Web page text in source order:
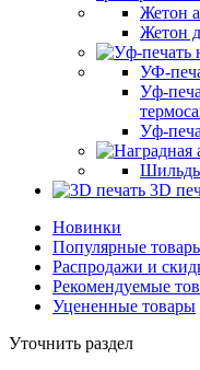
Жетон
Жетон
УФ-
Уф-
Уф-
Шильды
3D
Новинки
Популярные
Распродажи и
Рекомендуемые
Уцененные товары
Уточнить раздел